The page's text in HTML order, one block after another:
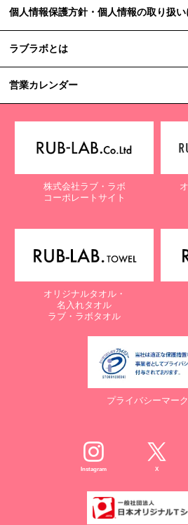
個人情報保護方針・個人情報の取り扱い
ラブラボとは
営業カレンダー
株式会社ラブ・ラボ
コーポレートサイト
オリジナルタオル・
名入れタオル
ラブ・ラボタオル
プライバシーマー
Instagram X